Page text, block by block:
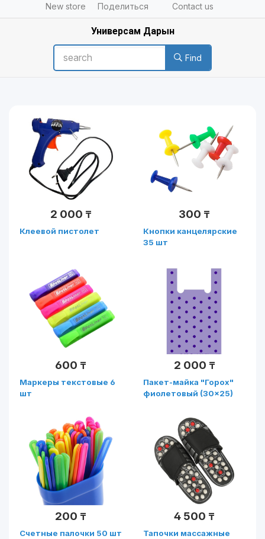
New store Поделиться Contact us
Универсам Дарын
Find
2 000 ₸
Клеевой пистолет
300 ₸
Кнопки канцелярские
35 шт
600 ₸
Маркеры текстовые 6
шт
2 000 ₸
Пакет-майка "Горох"
фиолетовый (30×25)
200 ₸
Счетные палочки 50 шт
4 500 ₸
Тапочки массажные